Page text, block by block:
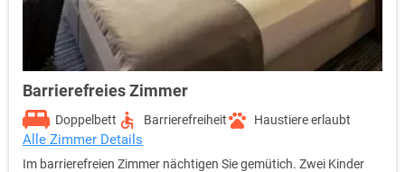
Barrierefreies Zimmer
Doppelbett Barrierefreiheit Haustiere erlaubt
Alle Zimmer Details
Im barrierefreien Zimmer nächtigen Sie gemütich. Zwei Kinder